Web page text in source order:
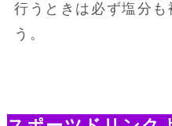
行うときは必ず塩分も
う。